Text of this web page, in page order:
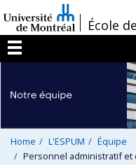
au
contenu
/École
Menu
Home L'ESPUM
Équipe
Personnel administratif et